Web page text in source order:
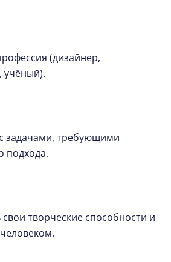
(дизайнер,
учёный).
задачами, требующими
подхода.
творческие способности и